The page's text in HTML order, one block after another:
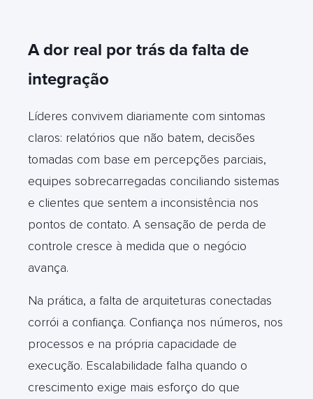
A dor real por trás da falta de
integração
Líderes convivem diariamente com sintomas
claros: relatórios que não batem, decisões
tomadas com base em percepções parciais,
equipes sobrecarregadas conciliando sistemas
e clientes que sentem a inconsistência nos
pontos de contato. A sensação de perda de
controle cresce à medida que o negócio
avança.
Na prática, a falta de arquiteturas conectadas
corrói a confiança. Confiança nos números, nos
processos e na própria capacidade de
execução. Escalabilidade falha quando o
crescimento exige mais esforço do que